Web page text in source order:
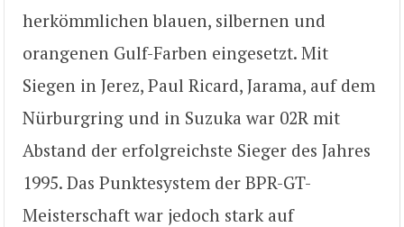
herkömmlichen blauen, silbernen und
orangenen Gulf-Farben eingesetzt. Mit
Siegen in Jerez, Paul Ricard, Jarama, auf dem
Nürburgring und in Suzuka war 02R mit
Abstand der erfolgreichste Sieger des Jahres
1995. Das Punktesystem der BPR-GT-
Meisterschaft war jedoch stark auf